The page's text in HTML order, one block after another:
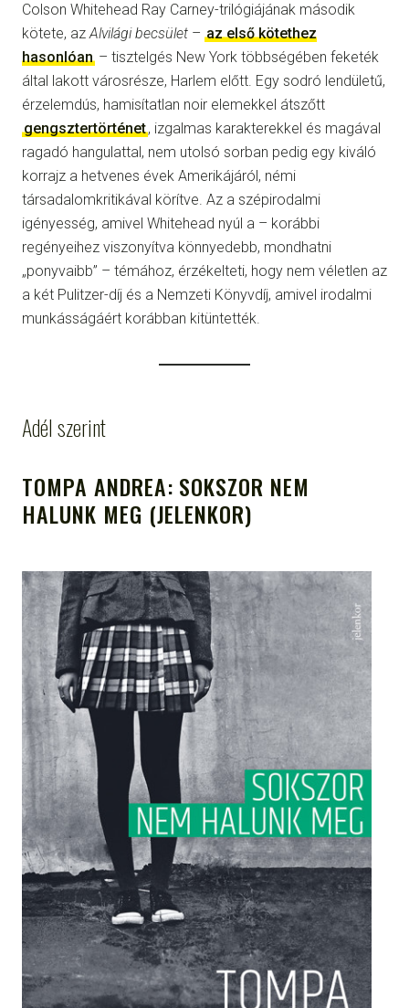
Colson Whitehead Ray Carney-trilógiájának második
kötete, azAlvilági becsület – az első kötethez
hasonlóan – tisztelgés New York többségében feketék
által lakott városrésze, Harlem előtt. Egy sodró lendületű,
érzelemdús, hamisítatlan noir elemekkel átszőtt
gengsztertörténet, izgalmas karakterekkel és magával
ragadó hangulattal, nem utolsó sorban pedig egy kiváló
korrajz a hetvenes évek Amerikájáról, némi
társadalomkritikával körítve. Az a szépirodalmi
igényesség, amivel Whitehead nyúl a – korábbi
regényeihez viszonyítva könnyedebb, mondhatni
„ponyvaibb” – témához, érzékelteti, hogy nem véletlen az
a két Pulitzer-díj és a Nemzeti Könyvdíj, amivel irodalmi
munkásságáért korábban kitüntették.
Adél szerint
TOMPA ANDREA: SOKSZOR NEM
HALUNK MEG (JELENKOR)